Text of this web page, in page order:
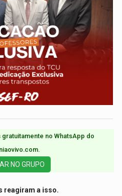
no WhatsApp do
NO GRUPO
reagiram a isso.